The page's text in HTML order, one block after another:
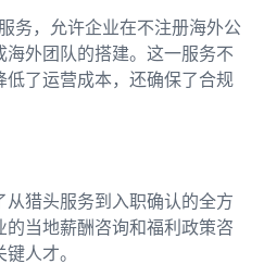
务，允许企业在不注册海外公
外团队的搭建。这一服务不
了运营成本，还确保了合规
猎头服务到入职确认的全方
当地薪酬咨询和福利政策咨
人才。